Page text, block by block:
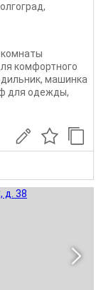
,
комфортного
машинка
для одежды,